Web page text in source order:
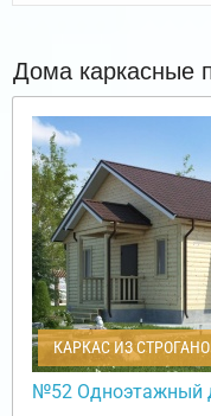
Дома каркасные
КАРКАС ИЗ
№52 Одноэтажный